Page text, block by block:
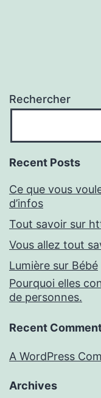
Rechercher
Recent Posts
Ce que vous
d’infos
Tout savoir sur
Vous allez tout
Lumière sur Bébé
Pourquoi elles
de personnes.
Recent
A WordPress
Archives